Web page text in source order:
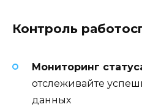
Контроль
Мониторинг
отслеживайте
данных